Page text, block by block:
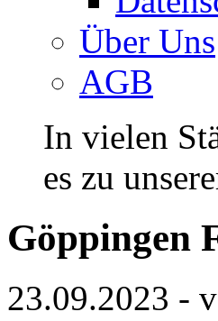
Über Uns
AGB
In vielen
es zu
Göppingen
23.09.2023 -